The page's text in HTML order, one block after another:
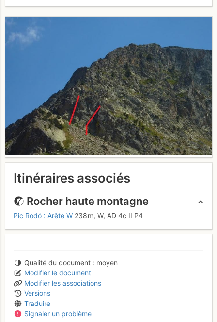
Itinéraires associés
Rocher haute montagne
Pic Rodó : Arête W 238 m, W, AD 4c II P4
Qualité du document
moyen
Modifier le document
Modifier les associations
Versions
Traduire
Signaler un problème